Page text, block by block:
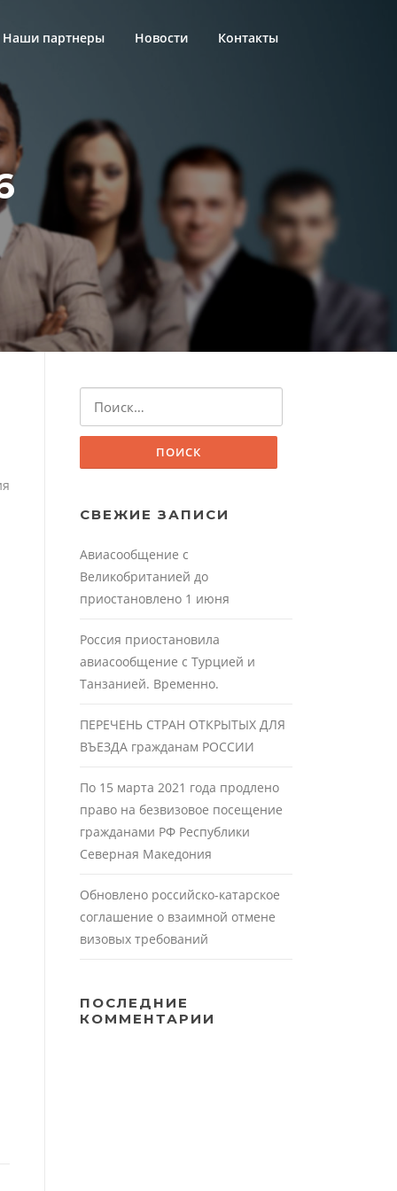
Наши партнеры Новости Контакты
СВЕЖИЕ ЗАПИСИ
Авиасообщение с
Великобританией до
приостановлено 1 июня
Россия приостановила
авиасообщение с Турцией и
Танзанией. Временно.
ПЕРЕЧЕНЬ СТРАН ОТКРЫТЫХ ДЛЯ
ВЪЕЗДА гражданам РОССИИ
По 15 марта 2021 года продлено
право на безвизовое посещение
гражданами РФ Республики
Северная Македония
Обновлено российско-катарское
соглашение о взаимной отмене
визовых требований
ПОСЛЕДНИЕ
КОММЕНТАРИИ